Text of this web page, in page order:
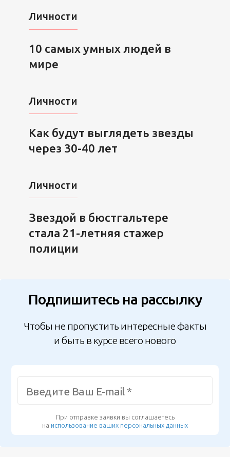
Личности
10 самых умных людей в
мире
Личности
Как будут выглядеть звезды
через 30-40 лет
Личности
Звездой в бюстгальтере
стала 21-летняя стажер
полиции
Подпишитесь на рассылку
Чтобы не пропустить интересные факты
и быть в курсе всего нового
При отправке заявки вы соглашаетесь
на использование ваших персональных данных